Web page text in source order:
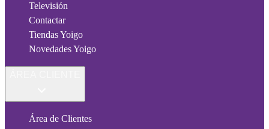
Televisión
Contactar
Tiendas Yoigo
Novedades Yoigo
Área de Clientes